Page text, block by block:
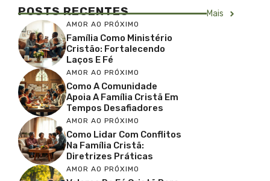
POSTS RECENTES Mais
AMOR AO PRÓXIMO
Família Como Ministério
Cristão: Fortalecendo
Laços E Fé
AMOR AO PRÓXIMO
Como A Comunidade
Apoia A Família Cristã Em
Tempos Desafiadores
AMOR AO PRÓXIMO
Como Lidar Com Conflitos
Na Família Cristã:
Diretrizes Práticas
AMOR AO PRÓXIMO